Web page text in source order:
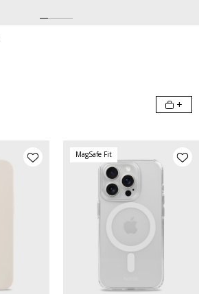
+
MagSafe Fit